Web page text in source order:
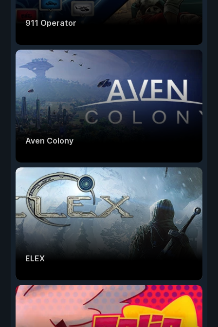
911 Operator
Aven Colony
ELEX